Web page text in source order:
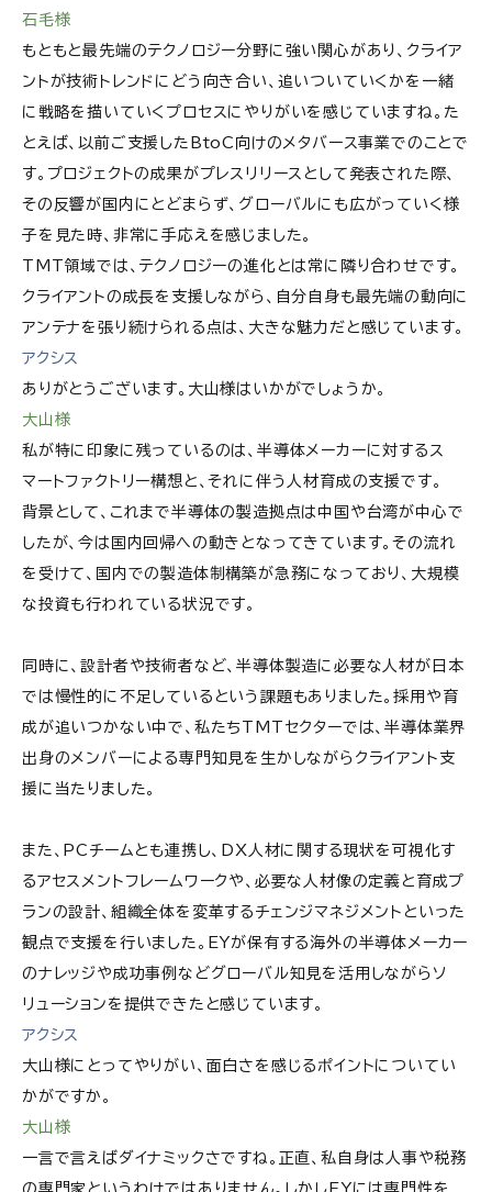
石毛様
もともと最先端のテクノロジー分野に強い関心があり、クライア
ントが技術トレンドにどう向き合い、追いついていくかを一緒
に戦略を描いていくプロセスにやりがいを感じていますね。た
とえば、以前ご支援したBtoC向けのメタバース事業でのことで
す。プロジェクトの成果がプレスリリースとして発表された際、
その反響が国内にとどまらず、グローバルにも広がっていく様
子を見た時、非常に手応えを感じました。
TMT領域では、テクノロジーの進化とは常に隣り合わせです。
クライアントの成長を支援しながら、自分自身も最先端の動向に
アンテナを張り続けられる点は、大きな魅力だと感じています。
アクシス
ありがとうございます。大山様はいかがでしょうか。
大山様
私が特に印象に残っているのは、半導体メーカーに対するス
マートファクトリー構想と、それに伴う人材育成の支援です。
背景として、これまで半導体の製造拠点は中国や台湾が中心で
したが、今は国内回帰への動きとなってきています。その流れ
を受けて、国内での製造体制構築が急務になっており、大規模
な投資も行われている状況です。
同時に、設計者や技術者など、半導体製造に必要な人材が日本
では慢性的に不足しているという課題もありました。採用や育
成が追いつかない中で、私たちTMTセクターでは、半導体業界
出身のメンバーによる専門知見を生かしながらクライアント支
援に当たりました。
また、PCチームとも連携し、DX人材に関する現状を可視化す
るアセスメントフレームワークや、必要な人材像の定義と育成プ
ランの設計、組織全体を変革するチェンジマネジメントといった
観点で支援を行いました。EYが保有する海外の半導体メーカー
のナレッジや成功事例などグローバル知見を活用しながらソ
リューションを提供できたと感じています。
アクシス
大山様にとってやりがい、面白さを感じるポイントについてい
かがですか。
大山様
一言で言えばダイナミックさですね。正直、私自身は人事や税務
の専門家というわけではありません。しかしEYには専門性を